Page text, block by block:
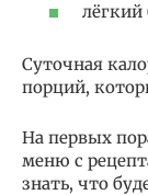
Суточная
порций,
На первых
меню с
знать, что